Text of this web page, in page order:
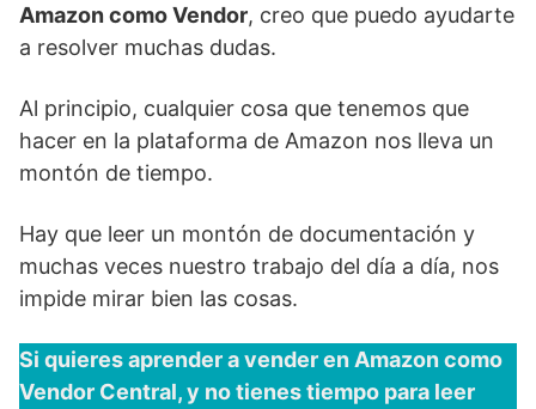
Amazon como Vendor, creo que puedo ayudarte
a resolver muchas dudas.
Al principio, cualquier cosa que tenemos que
hacer en la plataforma de Amazon nos lleva un
montón de tiempo.
Hay que leer un montón de documentación y
muchas veces nuestro trabajo del día a día, nos
impide mirar bien las cosas.
Si quieres aprender a vender en Amazon como
Vendor Central, y no tienes tiempo para leer